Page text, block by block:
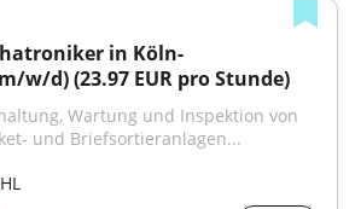
in Köln-
w/d) (23.97 EUR pro Stunde)
Wartung und Inspektion von
und Briefsortieranlagen...